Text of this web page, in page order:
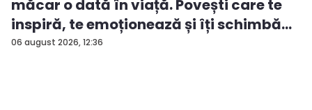
06 august 2026, 12:36
măcar o dată în viață. Povești care te
inspiră, te emoționează și îți schimbă...